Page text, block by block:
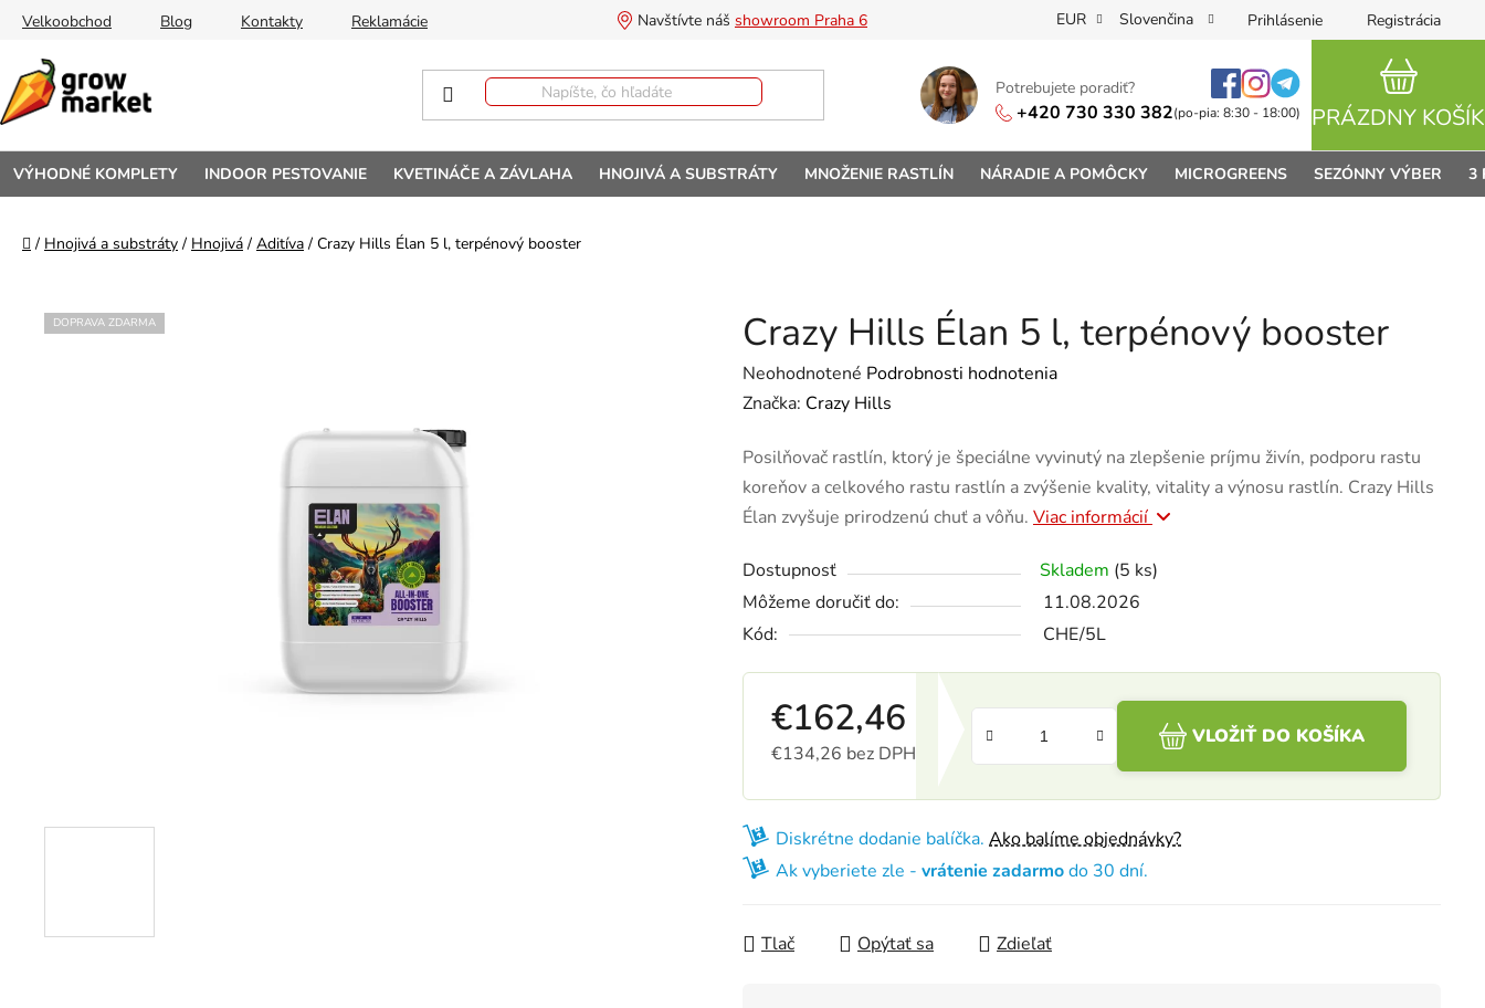
Prejsť na obsah
Velkoobchod Blog Kontakty Reklamácie Navštívte náš showroom Praha 6 EUR Slovenčina Prihlásenie Registrácia
Potrebujete poradiť?
+420 730 330 382(po-pia: 8:30 - 18:00) PRÁZDNY KOŠÍK
VÝHODNÉ KOMPLETY INDOOR PESTOVANIE KVETINÁČE A ZÁVLAHA HNOJIVÁ A SUBSTRÁTY MNOŽENIE RASTLÍN NÁRADIE A POMÔCKY MICROGREENS SEZÓNNY VÝBER 3
Domov
/ Hnojivá a substráty / Hnojivá / Aditíva / Crazy Hills Élan 5 l, terpénový booster
Crazy Hills Élan 5 l, terpénový booster
Priemerné hodnotenie produktu je 0,0 z 5 hviezdičiek.
Neohodnotené Podrobnosti hodnotenia
Značka: Crazy Hills
Posilňovač rastlín, ktorý je špeciálne vyvinutý na zlepšenie príjmu živín, podporu rastu
koreňov a celkového rastu rastlín a zvýšenie kvality, vitality a výnosu rastlín. Crazy Hills
Élan zvyšuje prirodzenú chuť a vôňu. Viac informácií
Dostupnosť Skladem (5 ks)
Môžeme doručiť do:
11.08.2026
Kód:
CHE/5L
€162,46
€134,26 bez DPH
VLOŽIŤ DO KOŠÍKA
Diskrétne dodanie balíčka. Ako balíme objednávky?
Ak vyberiete zle - vrátenie zadarmodo 30 dní.
Tlač Opýtať sa Zdieľať
DOPRAVA ZDARMA